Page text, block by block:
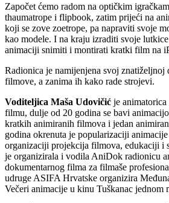
Započet ćemo radom na optičkim
thaumatrope i flipbook, zatim prijeći na
koji se zove zoetrope, pa napraviti svoje
kao modele. I na kraju izraditi svoje
animaciji snimiti i montirati kratki film na
Radionica je namijenjena svoj znatiželjnoj
filmove, a zanima ih kako rade strojevi.
Voditeljica Maša Udovičić je
filmu, dulje od 20 godina se bavi
kratkih animiranih filmova i jedan
godina okrenuta je popularizaciji
organizaciji projekcija filmova, edukaciji i
je organizirala i vodila AniDok radionicu
dokumentarnog filma za filmaše
udruge ASIFA Hrvatske organizira
Večeri animacije u kinu Tuškanac jednom